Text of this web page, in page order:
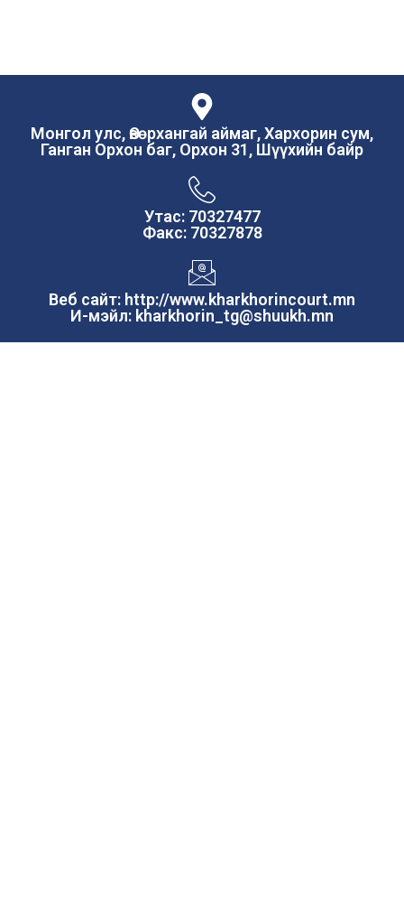
Монгол улс, Өвөрхангай аймаг, Хархорин сум,
Ганган Орхон баг, Орхон 31, Шүүхийн байр
Утас: 70327477
Факс: 70327878
Веб сайт: http://www.kharkhorincourt.mn
И-мэйл: kharkhorin_tg@shuukh.mn